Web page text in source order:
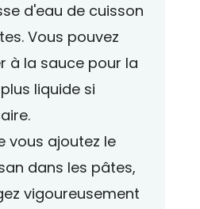
d'eau de cuisson
Vous pouvez
à la sauce pour la
liquide si
vous ajoutez le
dans les pâtes,
vigoureusement